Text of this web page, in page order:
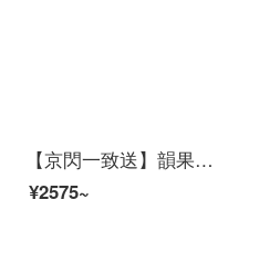
【京閃一致送】韻果小米生態xiaovラインライン2 K防犯カミュ家アプリパノラ300万HDワイヤwifi家庭遠32 Gメモリ
¥2575~